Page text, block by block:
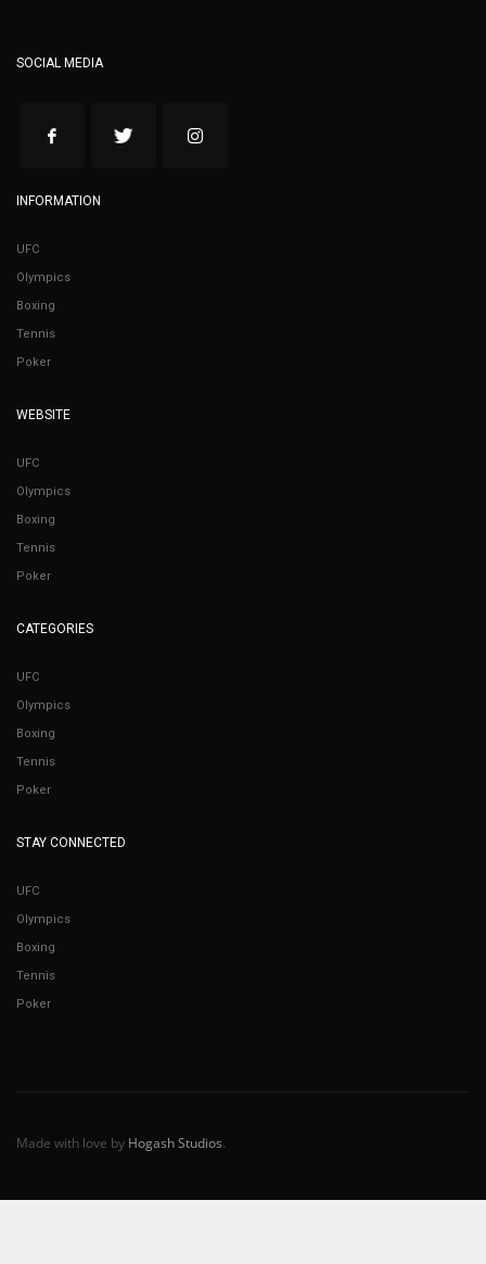
SOCIAL MEDIA
INFORMATION
UFC
Olympics
Boxing
Tennis
Poker
WEBSITE
UFC
Olympics
Boxing
Tennis
Poker
CATEGORIES
UFC
Olympics
Boxing
Tennis
Poker
STAY CONNECTED
UFC
Olympics
Boxing
Tennis
Poker
Made with love by Hogash Studios.